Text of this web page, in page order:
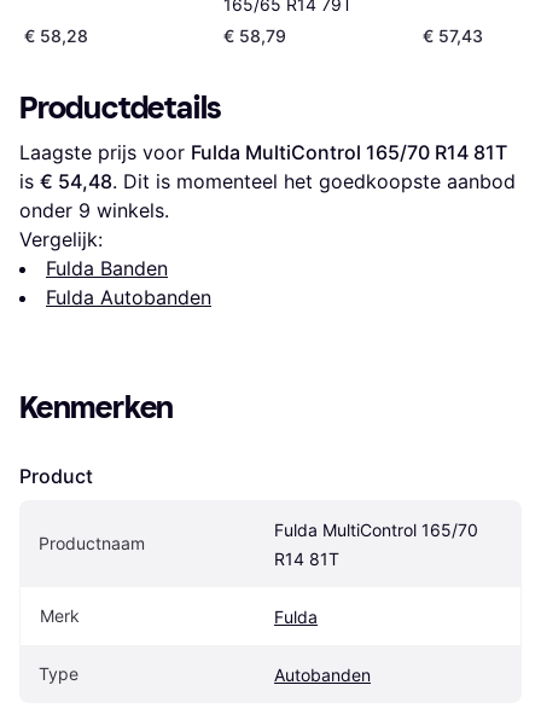
€ 58,28
165/65 R14 79T
€ 58,79
€ 57,43
Productdetails
Laagste prijs voor Fulda MultiControl 165/70 R14 81T
is € 54,48. Dit is momenteel het goedkoopste aanbod
onder 9 winkels.
Vergelijk:
Fulda Banden
Fulda Autobanden
Kenmerken
Product
Productnaam
Fulda MultiControl 165/70
R14 81T
Merk Fulda
Type Autobanden